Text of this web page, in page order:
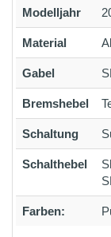
Modelljahr
Material
Gabel
Bremshebel
Schaltung
Schalthebel
Farben: